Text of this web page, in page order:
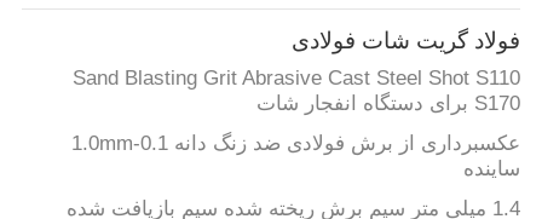
فولاد گریت شات فولادی
Sand Blasting Grit Abrasive Cast Steel Shot S110
S170 برای دستگاه انفجار شات
عکسبرداری از برش فولادی ضد زنگ دانه 0.1-1.0mm
ساینده
1.4 میلی متر سیم برش ریخته شده سیم بازیافت شده